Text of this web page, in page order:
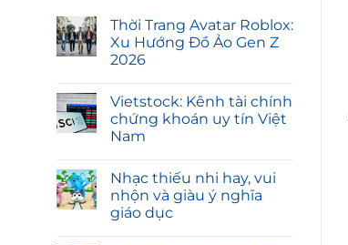
Thời Trang Avatar Roblox:
Xu Hướng Đồ Ảo Gen Z
2026
Vietstock: Kênh tài chính
chứng khoán uy tín Việt
Nam
Nhạc thiếu nhi hay, vui
nhộn và giàu ý nghĩa
giáo dục